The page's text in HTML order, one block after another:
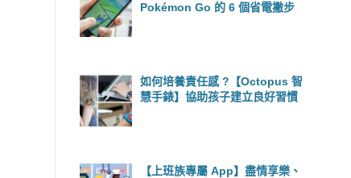
Pokémon Go 的 6 個省電撇步
如何培養責任感 ?【Octopus 智
慧手錶】協助孩子建立良好習慣
【上班族專屬 App】盡情享樂、